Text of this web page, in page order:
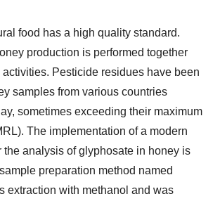
food has a high quality standard.
production is performed together
Pesticide residues have been
samples from various countries
sometimes exceeding their maximum
The implementation of a modern
the analysis of glyphosate in honey is
preparation method named
extraction with methanol and was